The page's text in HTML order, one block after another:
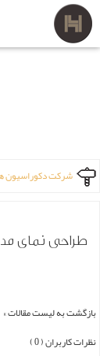
شرکت دکوراسیون
طراحی نمای
بازگشت به لیست مقالات »
نظرات کاربران ( 0 )